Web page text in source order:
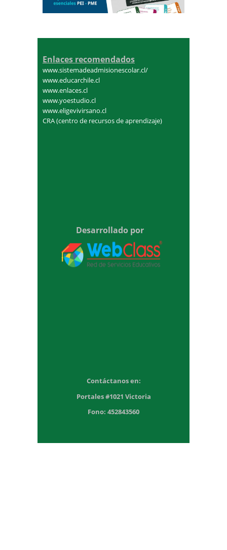
Enlaces recomendados
www.sistemadeadmisionescolar.cl/
www.educarchile.cl
www.enlaces.cl
www.yoestudio.cl
www.eligevivirsano.cl
CRA (centro de recursos de aprendizaje)
Desarrollado por
Contáctanos en:
Portales #1021 Victoria
Fono: 452843560